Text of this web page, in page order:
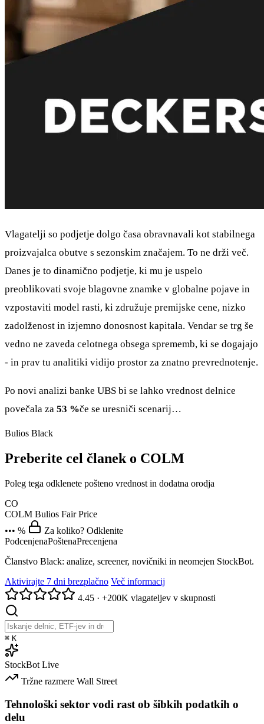
Vlagatelji so podjetje dolgo časa obravnavali kot stabilnega
proizvajalca obutve s sezonskim značajem. To ne drži več.
Danes je to dinamično podjetje, ki mu je uspelo
preoblikovati svoje blagovne znamke v globalne pojave in
vzpostaviti model rasti, ki združuje premijske cene, nizko
zadolženost in izjemno donosnost kapitala. Vendar se trg še
vedno ne zaveda celotnega obsega sprememb, ki se dogajajo
- in prav tu analitiki vidijo prostor za znatno prevrednotenje.
Po novi analizi banke UBS bi se lahko vrednost delnice
povečala za 53 %če se uresniči scenarij…
Bulios Black
Preberite cel članek o COLM
Poleg tega odklenete pošteno vrednost in dodatna orodja
CO
COLM Bulios Fair Price
••• %
Za koliko? Odklenite
PodcenjenaPoštenaPrecenjena
Članstvo Black: analize, screener, novičniki in neomejen StockBot.
Aktivirajte 7 dni brezplačno Več informacij
4.45 · +200K vlagateljev v skupnosti
⌘ K
StockBot Live
Tržne razmere Wall Street
Tehnološki sektor vodi rast ob šibkih podatkih o
delu